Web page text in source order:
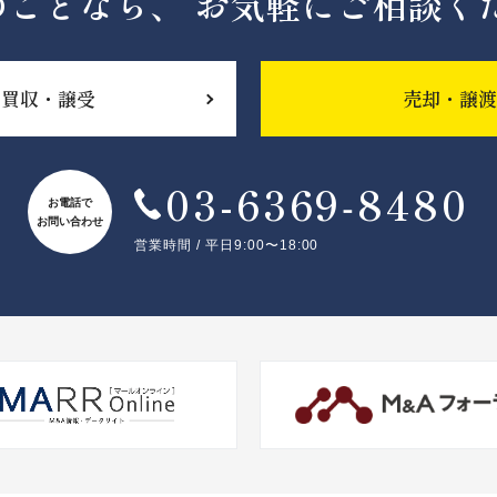
買収・譲受 売却・譲渡
お電話で
お問い合わせ
03-6369‐8480
営業時間 / 平日9:00〜18:00